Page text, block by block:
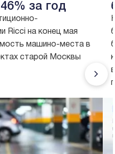
за год
Ricci на конец мая
машино-места в
старой Москвы